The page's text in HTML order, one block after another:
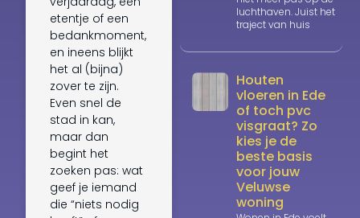
etentje of een
bedankmoment,
en ineens blijkt
het al (bijna)
zover te zijn.
Even snel de
stad in kan,
maar dan
begint het
zoeken pas: wat
geef je iemand
die “niets nodig
luchthaven. Juist het
traject van huis
Houten
vloeren in Ede
of toch pvc
visgraat? Zo
kies je de
beste basis
voor jouw
Veluwse
woning